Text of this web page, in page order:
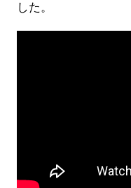
した。